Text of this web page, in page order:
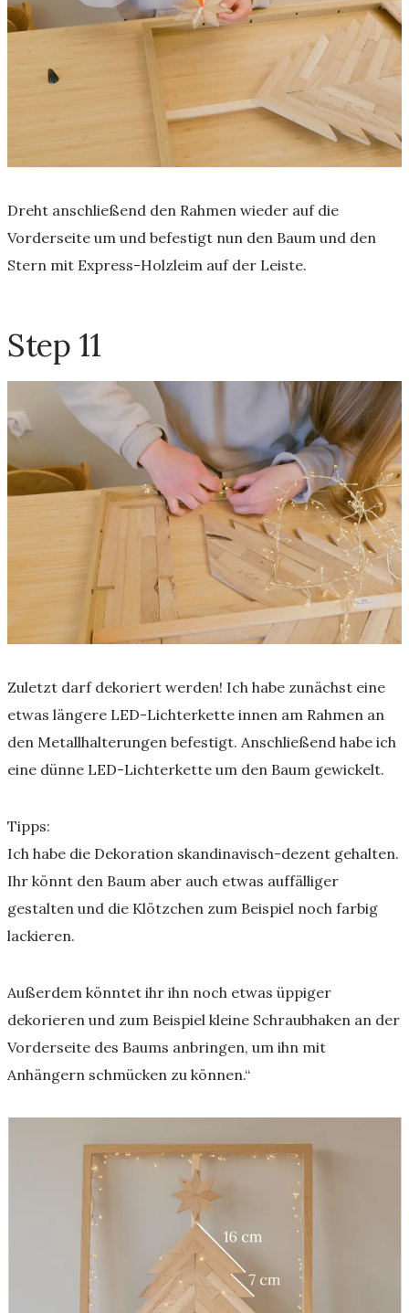
Dreht anschließend den Rahmen wieder auf die
Vorderseite um und befestigt nun den Baum und den
Stern mit Express-Holzleim auf der Leiste.
Step 11
Zuletzt darf dekoriert werden! Ich habe zunächst eine
etwas längere LED-Lichterkette innen am Rahmen an
den Metallhalterungen befestigt. Anschließend habe ich
eine dünne LED-Lichterkette um den Baum gewickelt.
Tipps:
Ich habe die Dekoration skandinavisch-dezent gehalten.
Ihr könnt den Baum aber auch etwas auffälliger
gestalten und die Klötzchen zum Beispiel noch farbig
lackieren.
Außerdem könntet ihr ihn noch etwas üppiger
dekorieren und zum Beispiel kleine Schraubhaken an der
Vorderseite des Baums anbringen, um ihn mit
Anhängern schmücken zu können.“